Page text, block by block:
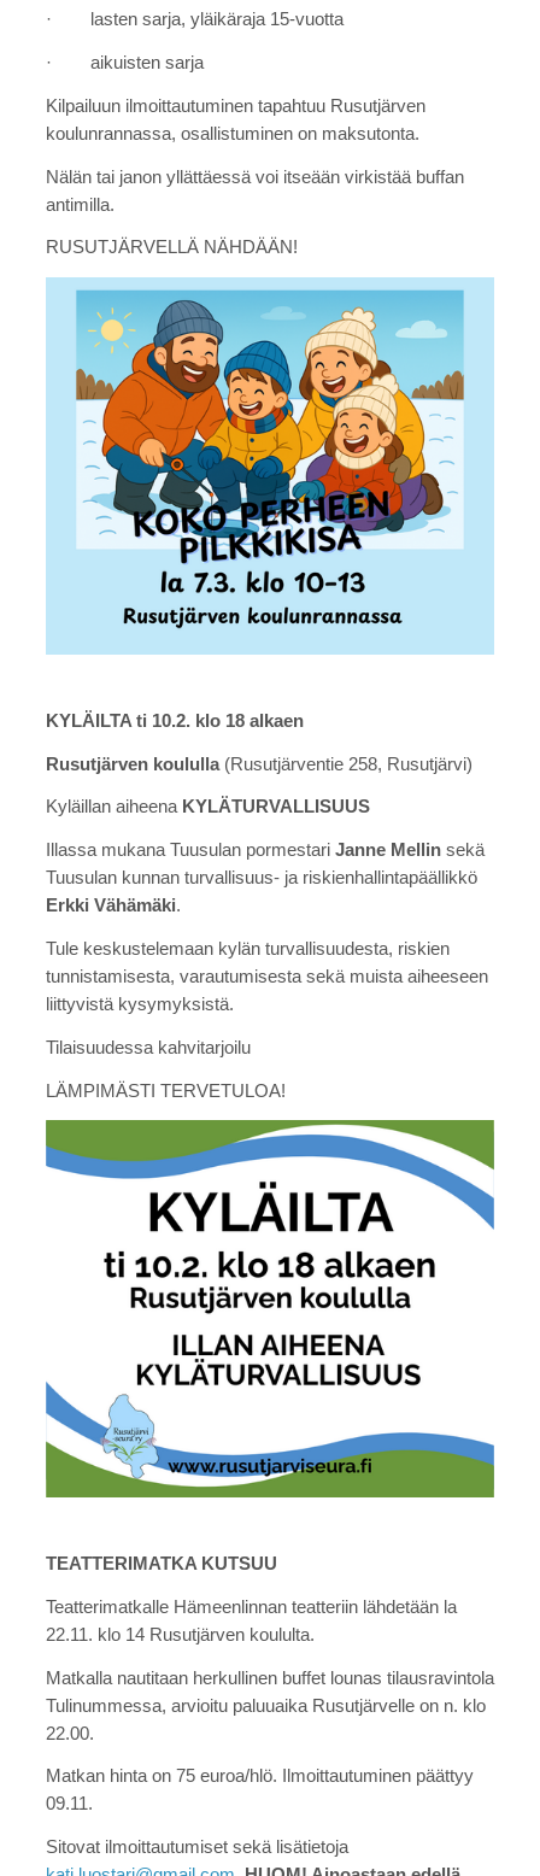
· lasten sarja, yläikäraja 15-vuotta
· aikuisten sarja
Kilpailuun ilmoittautuminen tapahtuu Rusutjärven
koulunrannassa, osallistuminen on maksutonta.
Nälän tai janon yllättäessä voi itseään virkistää buffan
antimilla.
RUSUTJÄRVELLÄ NÄHDÄÄN!
KYLÄILTA ti 10.2. klo 18 alkaen
Rusutjärven koululla(Rusutjärventie 258, Rusutjärvi)
Kyläillan aiheena KYLÄTURVALLISUUS
Illassa mukana Tuusulan pormestari Janne Mellinsekä
Tuusulan kunnan turvallisuus- ja riskienhallintapäällikkö
Erkki Vähämäki.
Tule keskustelemaan kylän turvallisuudesta, riskien
tunnistamisesta, varautumisesta sekä muista aiheeseen
liittyvistä kysymyksistä.
Tilaisuudessa kahvitarjoilu
LÄMPIMÄSTI TERVETULOA!
TEATTERIMATKA KUTSUU
Teatterimatkalle Hämeenlinnan teatteriin lähdetään la
22.11. klo 14 Rusutjärven koululta.
Matkalla nautitaan herkullinen buffet lounas tilausravintola
Tulinummessa, arvioitu paluuaika Rusutjärvelle on n. klo
22.00.
Matkan hinta on 75 euroa/hlö. Ilmoittautuminen päättyy
09.11.
Sitovat ilmoittautumiset sekä lisätietoja